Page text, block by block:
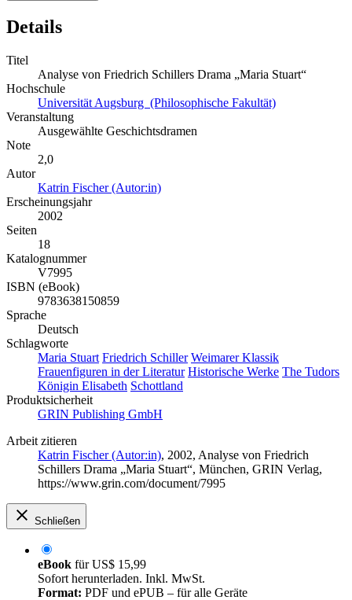
Details
Titel
Analyse von Friedrich Schillers Drama „Maria Stuart“
Hochschule
Universität Augsburg (Philosophische Fakultät)
Veranstaltung
Ausgewählte Geschichtsdramen
Note
2,0
Autor
Katrin Fischer (Autor:in)
Erscheinungsjahr
2002
Seiten
18
Katalognummer
V7995
ISBN (eBook)
9783638150859
Sprache
Deutsch
Schlagworte
Maria Stuart Friedrich Schiller Weimarer Klassik
Frauenfiguren in der Literatur Historische Werke The Tudors
Königin Elisabeth Schottland
Produktsicherheit
GRIN Publishing GmbH
Arbeit zitieren
Katrin Fischer (Autor:in), 2002, Analyse von Friedrich
Schillers Drama „Maria Stuart“, München, GRIN Verlag,
https://www.grin.com/document/7995
Schließen
eBook fürUS$ 15,99
Sofort herunterladen. Inkl. MwSt.
Format: PDF und ePUB – für alle Geräte